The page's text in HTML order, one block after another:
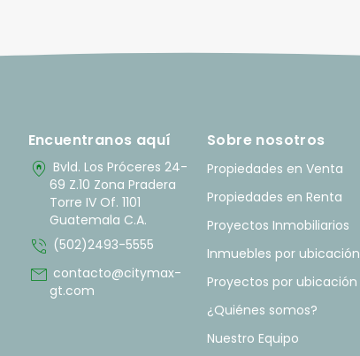
Encuentranos aquí
home_pin Bvld. Los Próceres 24-
69 Z.10 Zona Pradera
Torre IV Of. 1101
Guatemala C.A.
phone_in_talk (502)2493-5555
mail contacto@citymax-
gt.com
Sobre nosotros
Propiedades en Venta
Propiedades en Renta
Proyectos Inmobiliarios
Inmuebles por ubicación
Proyectos por ubicación
¿Quiénes somos?
Nuestro Equipo